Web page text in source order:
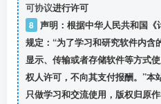
可协议进行许可
8 声明：根据中华人民共和国
规定：“为了学习和研究软件内含
显示、传输或者存储软件等方式
权人许可，不向其支付报酬。”本
只做学习和交流使用，版权归原